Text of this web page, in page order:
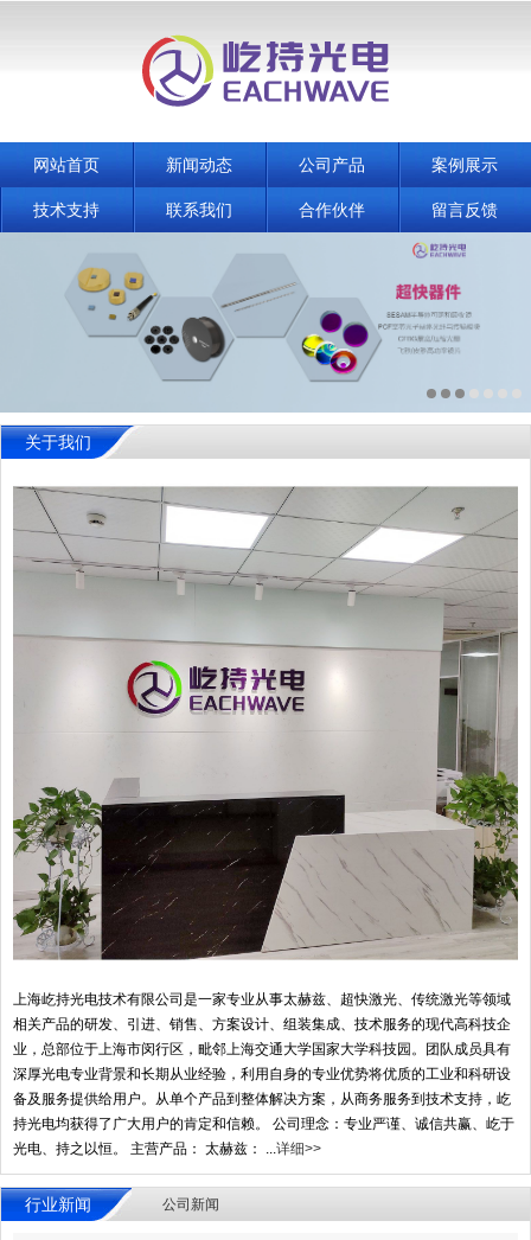
网站首页 新闻动态 公司产品 案例展示
技术支持 联系我们 合作伙伴 留言反馈
关于我们
上海屹持光电技术有限公司是一家专业从事太赫兹、超快激光、传统激光等领域
相关产品的研发、引进、销售、方案设计、组装集成、技术服务的现代高科技企
业，总部位于上海市闵行区，毗邻上海交通大学国家大学科技园。团队成员具有
深厚光电专业背景和长期从业经验，利用自身的专业优势将优质的工业和科研设
备及服务提供给用户。从单个产品到整体解决方案，从商务服务到技术支持，屹
持光电均获得了广大用户的肯定和信赖。 公司理念：专业严谨、诚信共赢、屹于
光电、持之以恒。 主营产品： 太赫兹： ... 详细>>
行业新闻 公司新闻